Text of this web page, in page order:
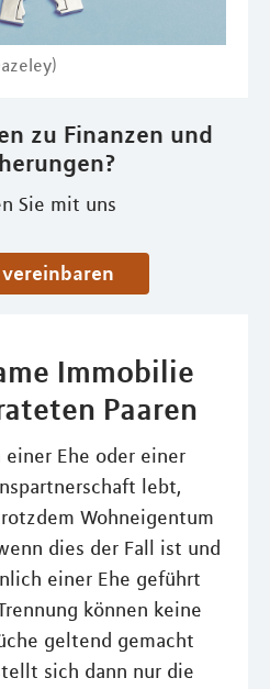
zu Finanzen und
Sie mit uns
vereinbaren
Immobilie
Paaren
einer Ehe oder einer
lebt,
Wohneigentum
dies der Fall ist und
einer Ehe geführt
können keine
geltend gemacht
sich dann nur die